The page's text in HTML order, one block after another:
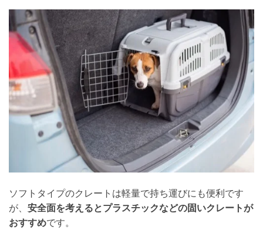
ソフトタイプのクレートは軽量で持ち運びにも便利です
が、 安全面を考えるとプラスチックなどの固いクレートが
おすすめです。